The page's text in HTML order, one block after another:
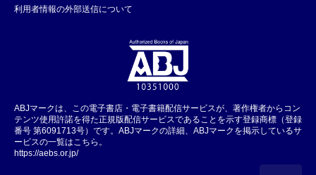
利用者情報の外部送信について
ABJマークは、この電子書店・電子書籍配信サービスが、著作権者からコン
テンツ使用許諾を得た正規版配信サービスであることを示す登録商標（登録
番号 第6091713号）です。ABJマークの詳細、ABJマークを掲示しているサ
ービスの一覧はこちら。
https://aebs.or.jp/